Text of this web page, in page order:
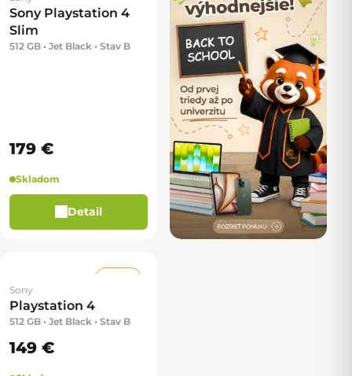
Sony Playstation 4
Slim
512 GB • Jet Black • Stav B
179 €
Skladom
Detail
Sony
Playstation 4
512 GB • Jet Black • Stav B
149 €